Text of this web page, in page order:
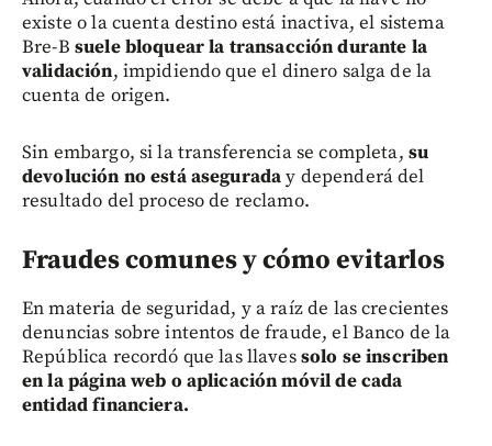
existe o la cuenta destino está inactiva, el sistema
Bre-B suele bloquear la transacción durante la
validación, impidiendo que el dinero salga de la
cuenta de origen.
Sin embargo, si la transferencia se completa, su
devolución no está aseguraday dependerá del
resultado del proceso de reclamo.
Fraudes comunes y cómo evitarlos
En materia de seguridad, y a raíz de las crecientes
denuncias sobre intentos de fraude, el Banco de la
República recordó que las llavessolo se inscriben
en la página web o aplicación móvil de cada
entidad financiera.